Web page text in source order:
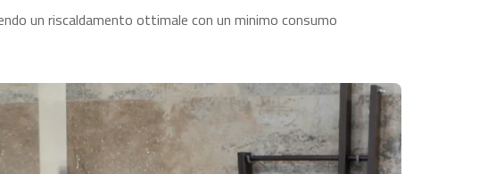
un riscaldamento ottimale con un minimo consumo